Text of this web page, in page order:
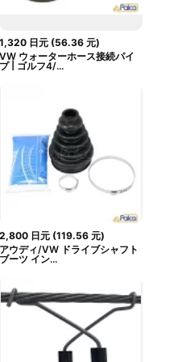
1,320 日元 (56.36 元)
VW ウォーターホース接続パイ
プ | ゴルフ4/...
2,800 日元 (119.56 元)
アウディ/VW ドライブシャフト
ブーツ イン...